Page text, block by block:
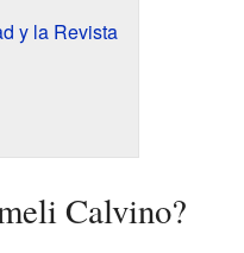
y la Revista
Calvino?